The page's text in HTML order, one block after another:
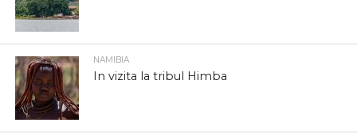
NAMIBIA
In vizita la tribul Himba